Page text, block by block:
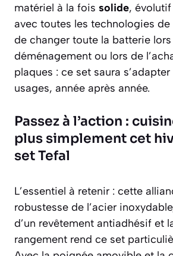
matériel à la fois solide,
avec toutes les technologies
de changer toute la batterie lors
déménagement ou lors de
plaques : ce set saura
usages, année après année.
Passez à l’action :
plus simplement cet
set Tefal
L’essentiel à retenir : cette
robustesse de l’acier
d’un revêtement antiadhésif et
rangement rend ce set